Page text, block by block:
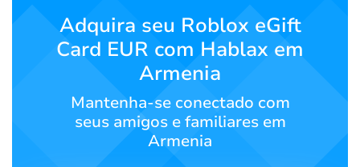
Contate-
Adquira seu Roblox eGift
Card EUR com Hablax em
Armenia
Mantenha-se conectado com
seus amigos e familiares em
Armenia